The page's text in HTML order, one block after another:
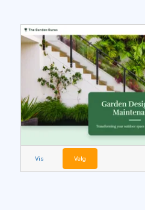
Vis Velg